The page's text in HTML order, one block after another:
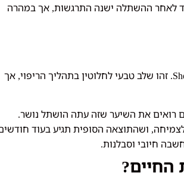
לאחר ההשתלה ישנה התרגשות, אך במהרה
זהו שלב טבעי לחלוטין בתהליך הריפוי, אך
רואים את השיער שזה עתה הושתל נושר.
, ושהתוצאה הסופית תגיע בעוד
חיובי וסבלנות.
החיים?